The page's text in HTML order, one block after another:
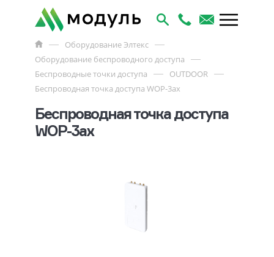
Оборудование Элтекс
Оборудование беспроводного доступа
Беспроводные точки доступа
OUTDOOR
Беспроводная точка доступа WOP-3ax
Беспроводная точка доступа
WOP-3ax